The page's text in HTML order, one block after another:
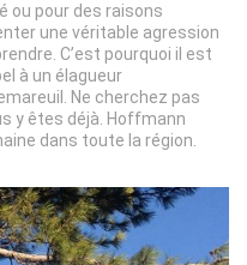
ou pour des raisons
une véritable agression
C’est pourquoi il est
à un élagueur
Ne cherchez pas
y êtes déjà. Hoffmann
dans toute la région.